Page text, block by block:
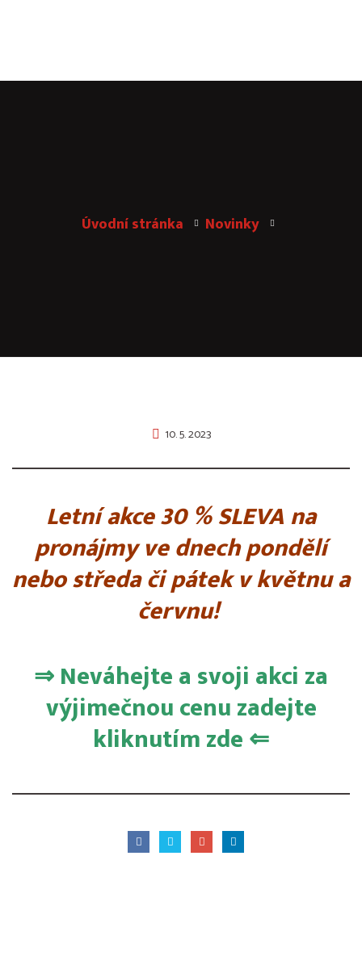
Catering & aktivity
Úvodní stránka Novinky
10. 5. 2023
Letní akce 30 % SLEVA na
pronájmy ve dnech pondělí
nebo středa či pátek v květnu a
červnu!
⇒ Neváhejte a svoji akci za
výjimečnou cenu zadejte
kliknutím zde ⇐